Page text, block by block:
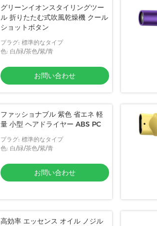
グリーンイオンスタイリングツー
ル 折りたたむ式吹風乾燥機 クール
ショットボタン
プラグ: 標準的なタイプ
色: 白/緑/茶色/紫/青
お問い合わせ
ファッショナブル 紫色 省エネ 軽
量 小型 ヘアドライヤー ABS PC
プラグ: 標準的なタイプ
色: 白/緑/茶色/紫/青
お問い合わせ
高効率 エッセンス オイル ノジル